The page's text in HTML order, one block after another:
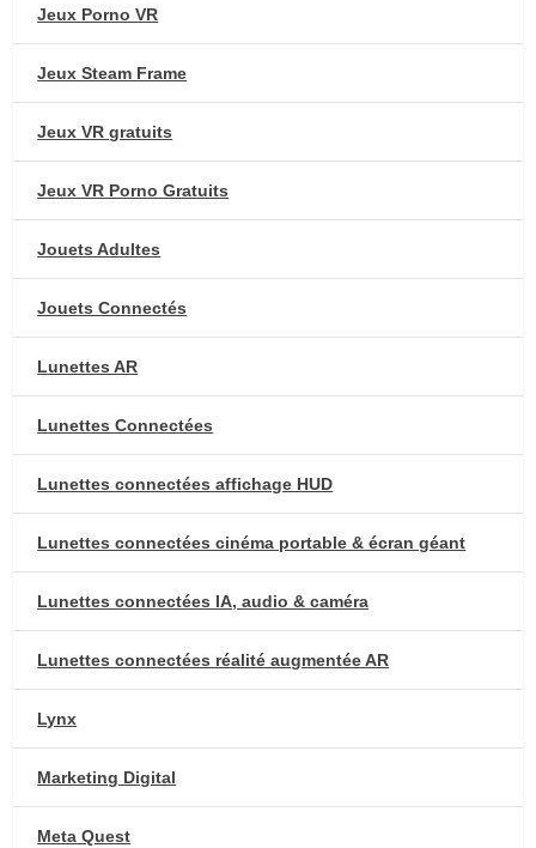
Jeux Porno VR
Jeux Steam Frame
Jeux VR gratuits
Jeux VR Porno Gratuits
Jouets Adultes
Jouets Connectés
Lunettes AR
Lunettes Connectées
Lunettes connectées affichage HUD
Lunettes connectées cinéma portable & écran géant
Lunettes connectées IA, audio & caméra
Lunettes connectées réalité augmentée AR
Lynx
Marketing Digital
Meta Quest